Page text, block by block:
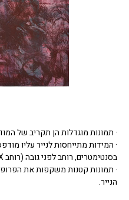
· תמונות מוגדלות הן תקריב של
· המידות מתייחסות לנייר עליו
בסנטימטרים, רוחב לפני גובה (רוחב X גובה).
· תמונות קטנות משקפות את
הנייר.